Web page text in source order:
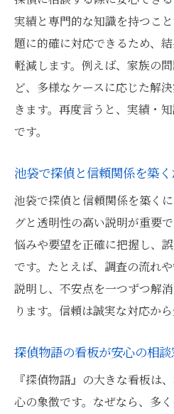
実績と専門的な知識を持つこ
題に的確に対応できるため、
軽減します。例えば、家族の
ど、多様なケースに応じた解
きます。再度言うと、実績・
です。
池袋で探偵と信頼関係を築
池袋で探偵と信頼関係を築く
グと透明性の高い説明が重要
悩みや要望を正確に把握し、
です。たとえば、調査の流れ
説明し、不安点を一つずつ解
ります。信頼は誠実な対応から
探偵物語の看板が安心の相
『探偵物語』の大きな看板は
心の象徴です。なぜなら、多